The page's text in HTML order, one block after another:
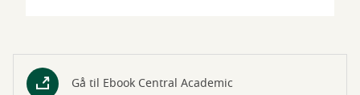
Gå til Ebook Central Academic